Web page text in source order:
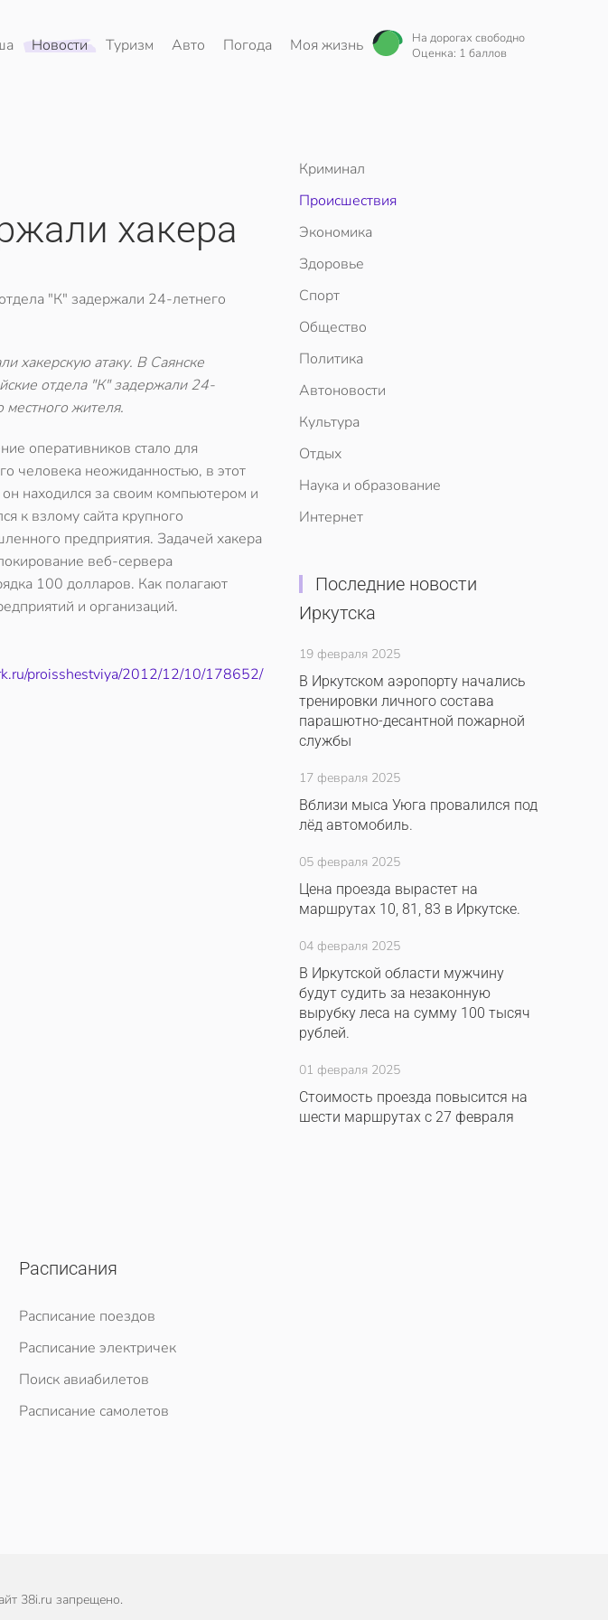
Новости Туризм Авто Погода Моя жизнь
На дорогах свободно
Оценка: 1 баллов
хакера
"К" задержали 24-летнего
хакерскую атаку. В Саянске
отдела "К" задержали 24-
местного жителя.
оперативников стало для
человека неожиданностью, в этот
находился за своим компьютером и
к взлому сайта крупного
предприятия. Задачей хакера
веб-сервера
100 долларов. Как полагают
и организаций.
proisshestviya/2012/12/10/178652/
Криминал
Происшествия
Экономика
Здоровье
Спорт
Общество
Политика
Автоновости
Культура
Отдых
Наука и образование
Интернет
Последние новости
Иркутска
19 февраля 2025
В Иркутском аэропорту начались
тренировки личного состава
парашютно-десантной пожарной
службы
17 февраля 2025
Вблизи мыса Уюга провалился под
лёд автомобиль.
05 февраля 2025
Цена проезда вырастет на
маршрутах 10, 81, 83 в Иркутске.
04 февраля 2025
В Иркутской области мужчину
будут судить за незаконную
вырубку леса на сумму 100 тысяч
рублей.
01 февраля 2025
Стоимость проезда повысится на
шести маршрутах с 27 февраля
Расписания
Расписание поездов
Расписание электричек
Поиск авиабилетов
Расписание самолетов
38i.ru запрещено.